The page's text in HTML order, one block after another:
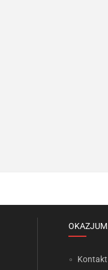
Kontakt